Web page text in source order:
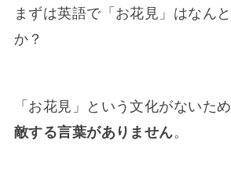
まずは英語で「お花見」はなん
か？
「お花見」という文化がないため
敵する言葉がありません。